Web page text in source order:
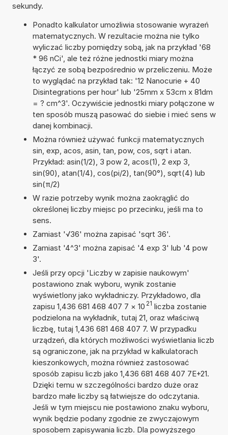
sekundy.
Ponadto kalkulator umożliwia stosowanie wyrażeń
matematycznych. W rezultacie można nie tylko
wyliczać liczby pomiędzy sobą, jak na przykład '68
* 96 nCi', ale też różne jednostki miary można
łączyć ze sobą bezpośrednio w przeliczeniu. Może
to wyglądać na przykład tak: '12 Nanocurie + 40
Disintegrations per hour' lub '25mm x 53cm x 81dm
= ? cm^3'. Oczywiście jednostki miary połączone w
ten sposób muszą pasować do siebie i mieć sens w
danej kombinacji.
Można również używać funkcji matematycznych
sin, exp, acos, asin, tan, pow, cos, sqrt i atan.
Przykład: asin(1/2), 3 pow 2, acos(1), 2 exp 3,
sin(90), atan(1/4), cos(pi/2), tan(90°), sqrt(4) lub
sin(π/2)
W razie potrzeby wynik można zaokrąglić do
określonej liczby miejsc po przecinku, jeśli ma to
sens.
Zamiast '√36' można zapisać 'sqrt 36'.
Zamiast '4^3' można zapisać '4 exp 3' lub '4 pow
3'.
Jeśli przy opcji 'Liczby w zapisie naukowym'
postawiono znak wyboru, wynik zostanie
wyświetlony jako wykładniczy. Przykładowo, dla
zapisu 1,436 681 468 407 7 × 10 21 liczba zostanie
podzielona na wykładnik, tutaj 21, oraz właściwą
liczbę, tutaj 1,436 681 468 407 7. W przypadku
urządzeń, dla których możliwości wyświetlania liczb
są ograniczone, jak na przykład w kalkulatorach
kieszonkowych, można również zastosować
sposób zapisu liczb jako 1,436 681 468 407 7E+21.
Dzięki temu w szczególności bardzo duże oraz
bardzo małe liczby są łatwiejsze do odczytania.
Jeśli w tym miejscu nie postawiono znaku wyboru,
wynik będzie podany zgodnie ze zwyczajowym
sposobem zapisywania liczb. Dla powyższego